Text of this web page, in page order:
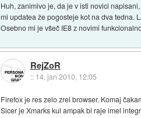
Huh, zanimivo je, da je v isti novici
mi updatea že pogosteje kot na dva tedna.
Osebno mi je všeč IE8 z novimi
RejZoR
:: 14. jan 2010, 12:05
Firefox je res zelo zrel browser. Komaj
Sicer je Xmarks kul ampak bi raje imel